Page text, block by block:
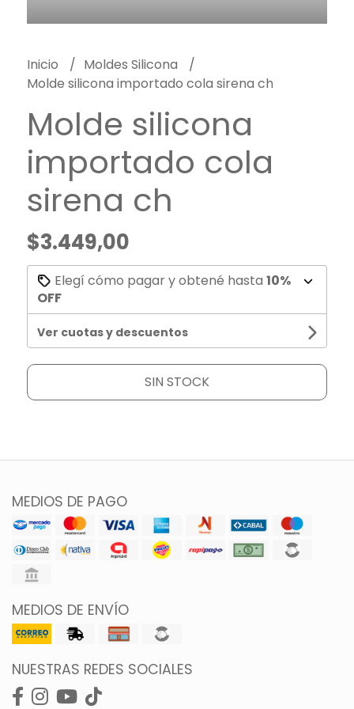
Inicio
Moldes Silicona
Molde silicona importado cola sirena ch
Molde silicona
importado cola
sirena ch
$3.449,00
Elegí cómo pagar y obtené hasta 10%
OFF
Ver cuotas y descuentos
SIN STOCK
MEDIOS DE PAGO
MEDIOS DE ENVÍO
NUESTRAS REDES SOCIALES